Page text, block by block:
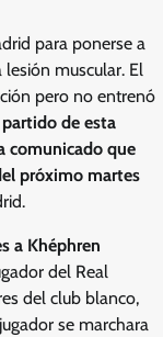
para ponerse a
muscular. El
pero no entrenó
de esta
comunicado que
próximo martes
a Khéphren
del Real
del club blanco,
se marchara